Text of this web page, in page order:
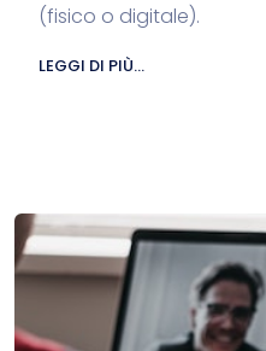
(fisico o digitale).
LEGGI DI PIÙ...